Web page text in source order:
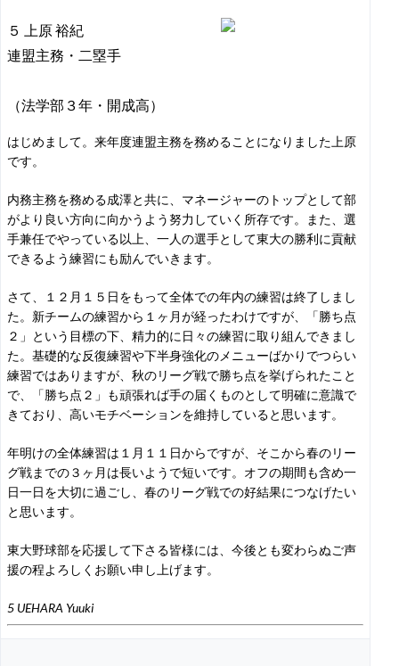
５ 上原 裕紀
連盟主務・二塁手
（法学部３年・開成高）
はじめまして。来年度連盟主務を務めることになりました上原
です。
内務主務を務める成澤と共に、マネージャーのトップとして部
がより良い方向に向かうよう努力していく所存です。また、選
手兼任でやっている以上、一人の選手として東大の勝利に貢献
できるよう練習にも励んでいきます。
さて、１２月１５日をもって全体での年内の練習は終了しまし
た。新チームの練習から１ヶ月が経ったわけですが、「勝ち点
２」という目標の下、精力的に日々の練習に取り組んできまし
た。基礎的な反復練習や下半身強化のメニューばかりでつらい
練習ではありますが、秋のリーグ戦で勝ち点を挙げられたこと
で、「勝ち点２」も頑張れば手の届くものとして明確に意識で
きており、高いモチベーションを維持していると思います。
年明けの全体練習は１月１１日からですが、そこから春のリー
グ戦までの３ヶ月は長いようで短いです。オフの期間も含め一
日一日を大切に過ごし、春のリーグ戦での好結果につなげたい
と思います。
東大野球部を応援して下さる皆様には、今後とも変わらぬご声
援の程よろしくお願い申し上げます。
5 UEHARA Yuuki